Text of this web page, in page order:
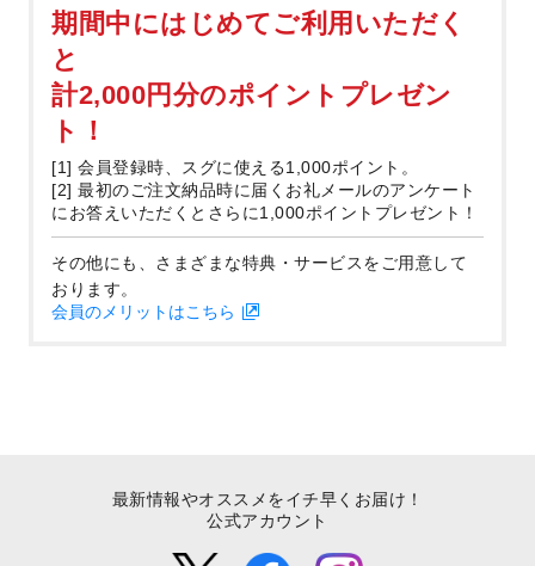
期間中にはじめてご利用いただく
と
計2,000円分のポイントプレゼン
ト！
[1] 会員登録時、スグに使える1,000ポイント。
[2] 最初のご注文納品時に届くお礼メールのアンケート
にお答えいただくとさらに1,000ポイントプレゼント！
その他にも、さまざまな特典・サービスをご用意して
おります。
会員のメリットはこちら
最新情報やオススメをイチ早くお届け！
公式アカウント